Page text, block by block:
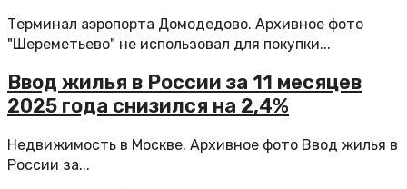
Терминал аэропорта Домодедово. Архивное фото
"Шереметьево" не использовал для покупки...
Ввод жилья в России за 11 месяцев
2025 года снизился на 2,4%
Недвижимость в Москве. Архивное фото Ввод жилья в
России за...